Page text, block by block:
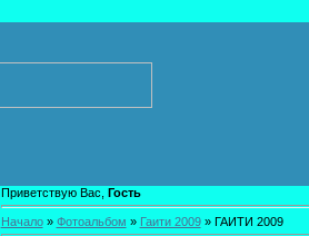
Приветствую Вас, Гость
Начало» Фотоальбом » Гаити 2009» ГАИТИ 2009